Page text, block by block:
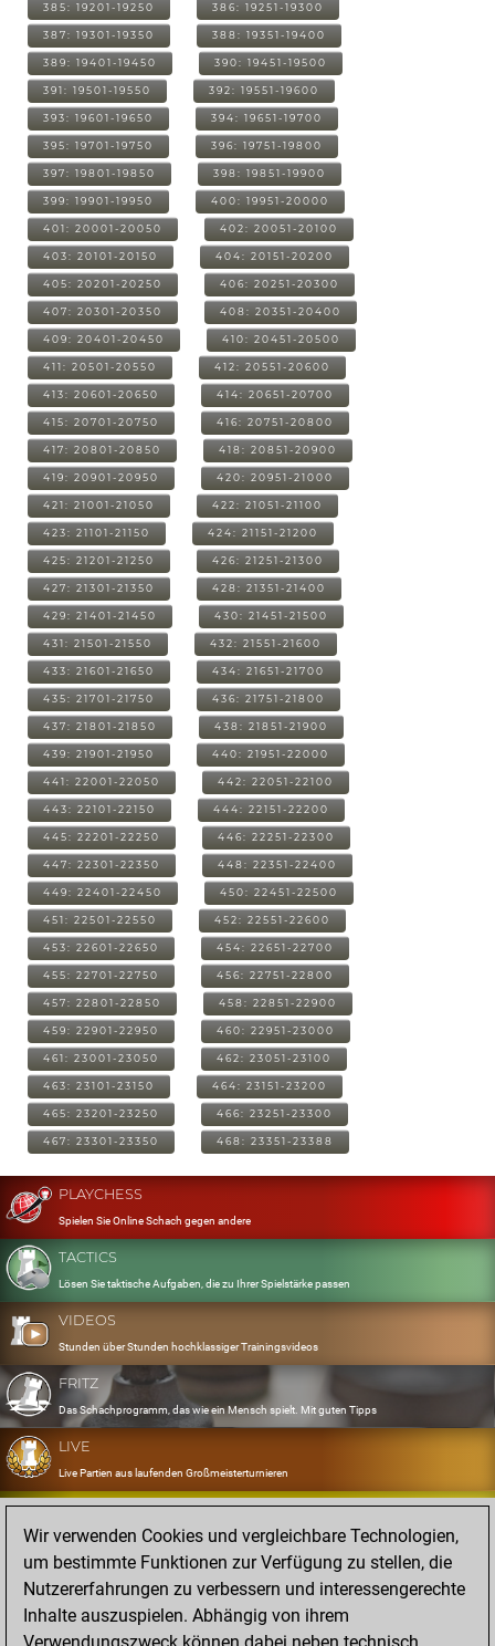
385: 19201-19250 386: 19251-19300
387: 19301-19350 388: 19351-19400
389: 19401-19450 390: 19451-19500
391: 19501-19550 392: 19551-19600
393: 19601-19650 394: 19651-19700
395: 19701-19750 396: 19751-19800
397: 19801-19850 398: 19851-19900
399: 19901-19950 400: 19951-20000
401: 20001-20050 402: 20051-20100
403: 20101-20150 404: 20151-20200
405: 20201-20250 406: 20251-20300
407: 20301-20350 408: 20351-20400
409: 20401-20450 410: 20451-20500
411: 20501-20550 412: 20551-20600
413: 20601-20650 414: 20651-20700
415: 20701-20750 416: 20751-20800
417: 20801-20850 418: 20851-20900
419: 20901-20950 420: 20951-21000
421: 21001-21050 422: 21051-21100
423: 21101-21150 424: 21151-21200
425: 21201-21250 426: 21251-21300
427: 21301-21350 428: 21351-21400
429: 21401-21450 430: 21451-21500
431: 21501-21550 432: 21551-21600
433: 21601-21650 434: 21651-21700
435: 21701-21750 436: 21751-21800
437: 21801-21850 438: 21851-21900
439: 21901-21950 440: 21951-22000
441: 22001-22050 442: 22051-22100
443: 22101-22150 444: 22151-22200
445: 22201-22250 446: 22251-22300
447: 22301-22350 448: 22351-22400
449: 22401-22450 450: 22451-22500
451: 22501-22550 452: 22551-22600
453: 22601-22650 454: 22651-22700
455: 22701-22750 456: 22751-22800
457: 22801-22850 458: 22851-22900
459: 22901-22950 460: 22951-23000
461: 23001-23050 462: 23051-23100
463: 23101-23150 464: 23151-23200
465: 23201-23250 466: 23251-23300
467: 23301-23350 468: 23351-23388
PLAYCHESS
Spielen Sie Online Schach gegen andere
TACTICS
Lösen Sie taktische Aufgaben, die zu Ihrer Spielstärke passen
VIDEOS
Stunden über Stunden hochklassiger Trainingsvideos
FRITZ
Das Schachprogramm, das wie ein Mensch spielt. Mit guten Tipps
LIVE
Live Partien aus laufenden Großmeisterturnieren
OPENINGS
Erfassen und Üben Sie Ihr Eröffnungsrepertoire
DATABASE
Acht Millionen starke Partien
MYGAMES
Wir verwenden Cookies und vergleichbare Technologien,
um bestimmte Funktionen zur Verfügung zu stellen, die
Nutzererfahrungen zu verbessern und interessengerechte
Inhalte auszuspielen. Abhängig von ihrem